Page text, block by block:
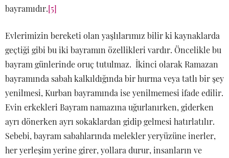
bayramıdır.[5]
Evlerimizin bereketi olan yaşlılarımız bilir ki kaynaklarda
geçtiği gibi bu iki bayramın özellikleri vardır. Öncelikle bu
bayram günlerinde oruç tutulmaz. İkinci olarak Ramazan
bayramında sabah kalkıldığında bir hurma veya tatlı bir şey
yenilmesi, Kurban bayramında ise yenilmemesi ifade edilir.
Evin erkekleri Bayram namazına uğurlanırken, giderken
ayrı dönerken ayrı sokaklardan gidip gelmesi hatırlatılır.
Sebebi, bayram sabahlarında melekler yeryüzüne inerler,
her yerleşim yerine girer, yollara durur, insanların ve